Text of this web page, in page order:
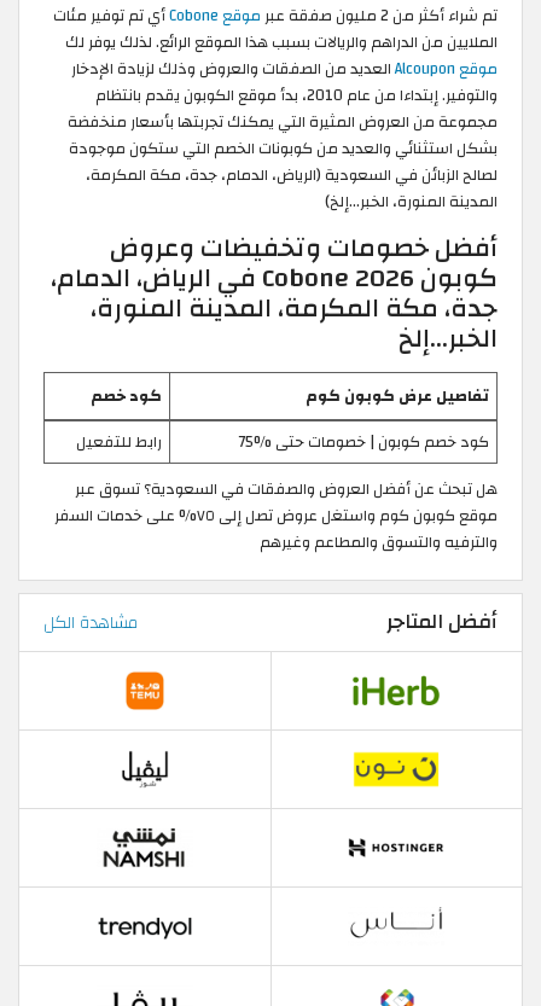
تم شراء أكثر من 2 مليون صفقة عبر
موقع Cobone
أي تم توفير مئات
الملايين من الدراهم والريالات بسبب هذا الموقع الرائع. لذلك يوفر لك
موقع Alcoupon
العديد من الصفقات والعروض وذلك لزيادة الإدخار
والتوفير. إبتداءا من عام 2010، بدأ موقع الكوبون يقدم بانتظام
مجموعة من العروض المثيرة التي يمكنك تجربتها بأسعار منخفضة
بشكل استثنائي والعديد من كوبونات الخصم التي ستكون موجودة
لصالح الزبائن في السعودية (الرياض، الدمام، جدة، مكة المكرمة،
المدينة المنورة، الخبر…إلخ)
أفضل خصومات وتخفيضات وعروض
كوبون Cobone 2026 في الرياض، الدمام،
جدة، مكة المكرمة، المدينة المنورة،
الخبر…إلخ
تفاصيل عرض كوبون كوم
كود خصم
كود خصم كوبون | خصومات حتى %75
رابط للتفعيل
هل تبحث عن أفضل العروض والصفقات في السعودية؟ تسوق عبر
موقع كوبون كوم واستغل عروض تصل إلى ٧٥% على خدمات السفر
والترفيه والتسوق والمطاعم وغيرهم
أفضل المتاجر مشاهدة الكل